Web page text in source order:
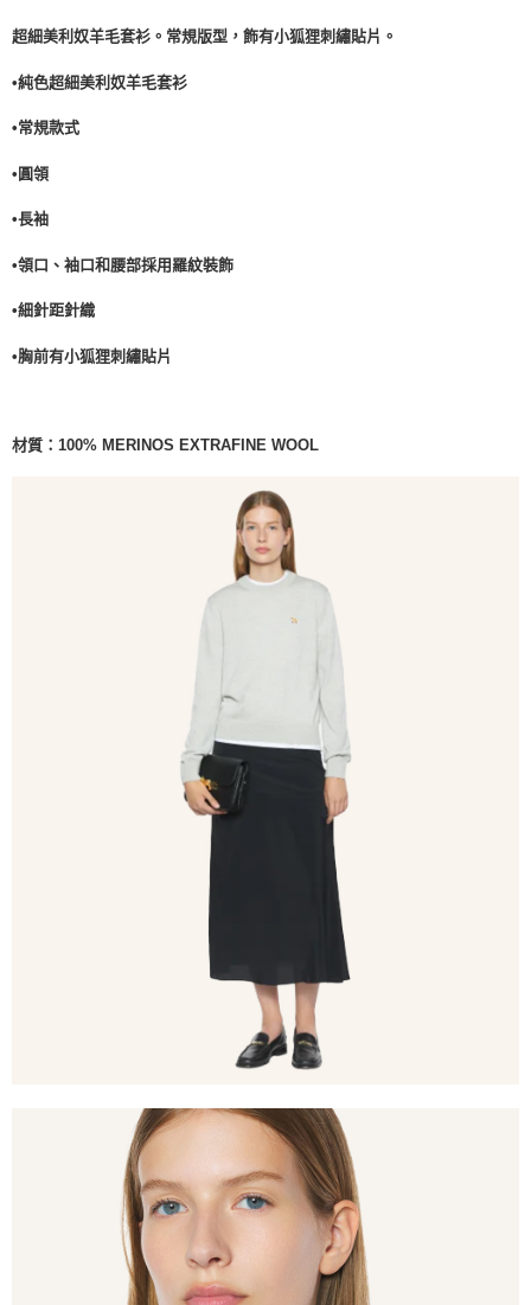
超細美利奴羊毛套衫。常規版型，飾有小狐狸刺繡貼片。
•純色超細美利奴羊毛套衫
•常規款式
•圓領
•長袖
•領口、袖口和腰部採用羅紋裝飾
•細針距針織
•胸前有小狐狸刺繡貼片
材質：100% MERINOS EXTRAFINE WOOL